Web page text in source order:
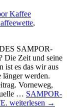
Kaffee
,
SAMPOR-
Die Zeit und seine
ist es das wir aus
länger werden.
Vorneweg,
… SAMPOR-
weiterlesen →